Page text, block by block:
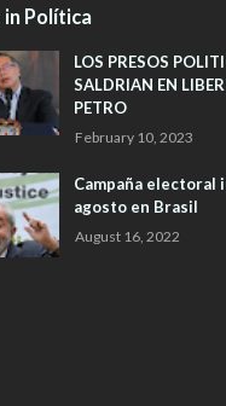
in Política
LOS PRESOS
SALDRIAN EN
PETRO
February 10, 2023
Campaña electoral
agosto en Brasil
August 16, 2022